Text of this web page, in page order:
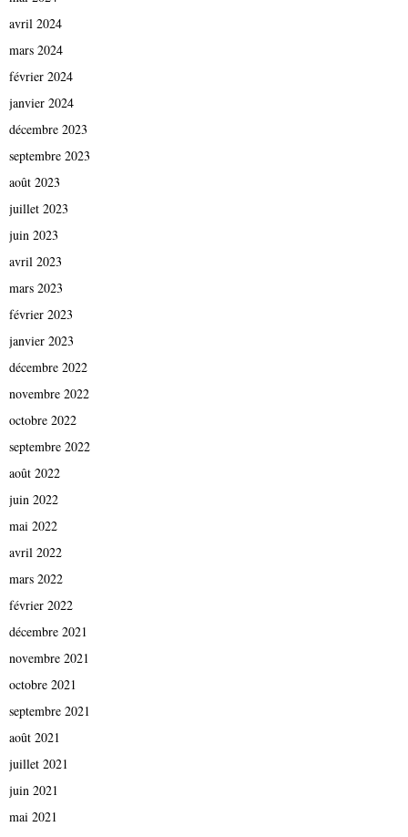
avril 2024
mars 2024
février 2024
janvier 2024
décembre 2023
septembre 2023
août 2023
juillet 2023
juin 2023
avril 2023
mars 2023
février 2023
janvier 2023
décembre 2022
novembre 2022
octobre 2022
septembre 2022
août 2022
juin 2022
mai 2022
avril 2022
mars 2022
février 2022
décembre 2021
novembre 2021
octobre 2021
septembre 2021
août 2021
juillet 2021
juin 2021
mai 2021